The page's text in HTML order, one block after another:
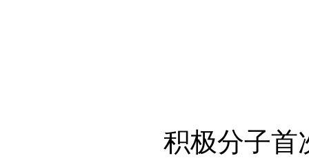
积极分子首